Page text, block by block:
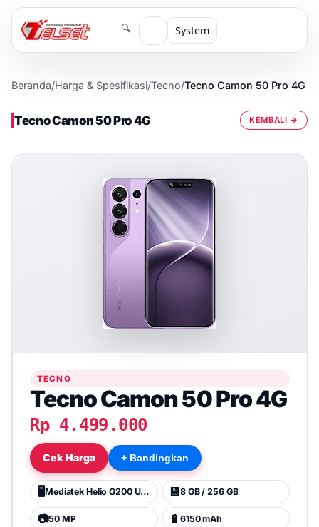
🔍 System
Beranda/Harga & Spesifikasi/Tecno/Tecno Camon 50 Pro 4G
Tecno Camon 50 Pro 4G KEMBALI →
TECNO
Tecno Camon 50 Pro 4G
Rp 4.499.000
Cek Harga + Bandingkan
🖥️ Mediatek Helio G200 Ultimate (6 nm) 💾8 GB / 256 GB
📷50 MP 🔋 6150 mAh